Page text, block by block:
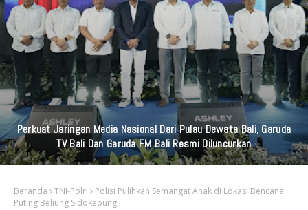
Perkuat Jaringan Media Nasional Dari Pulau Dewata Bali, Garuda
TV Bali Dan Garuda FM Bali Resmi Diluncurkan
Beranda TNI-Polri
Polisi Pulihkan Semangat Anak di Lokasi Bencana
Puting Beliung Sidokepung